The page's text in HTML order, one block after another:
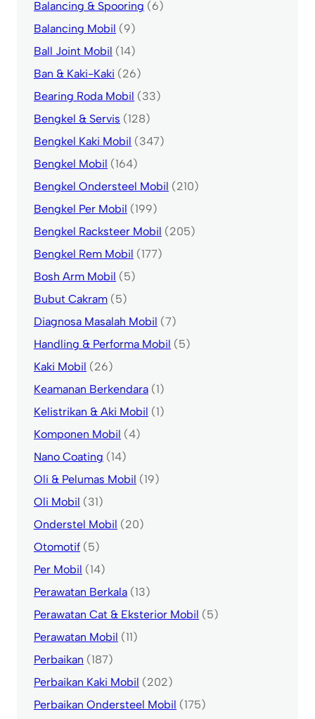
Balancing & Spooring (6)
Balancing Mobil (9)
Ball Joint Mobil (14)
Ban & Kaki-Kaki (26)
Bearing Roda Mobil (33)
Bengkel & Servis (128)
Bengkel Kaki Mobil (347)
Bengkel Mobil (164)
Bengkel Ondersteel Mobil (210)
Bengkel Per Mobil (199)
Bengkel Racksteer Mobil (205)
Bengkel Rem Mobil (177)
Bosh Arm Mobil (5)
Bubut Cakram (5)
Diagnosa Masalah Mobil (7)
Handling & Performa Mobil (5)
Kaki Mobil (26)
Keamanan Berkendara (1)
Kelistrikan & Aki Mobil (1)
Komponen Mobil (4)
Nano Coating (14)
Oli & Pelumas Mobil (19)
Oli Mobil (31)
Onderstel Mobil (20)
Otomotif (5)
Per Mobil (14)
Perawatan Berkala (13)
Perawatan Cat & Eksterior Mobil (5)
Perawatan Mobil (11)
Perbaikan (187)
Perbaikan Kaki Mobil (202)
Perbaikan Ondersteel Mobil (175)